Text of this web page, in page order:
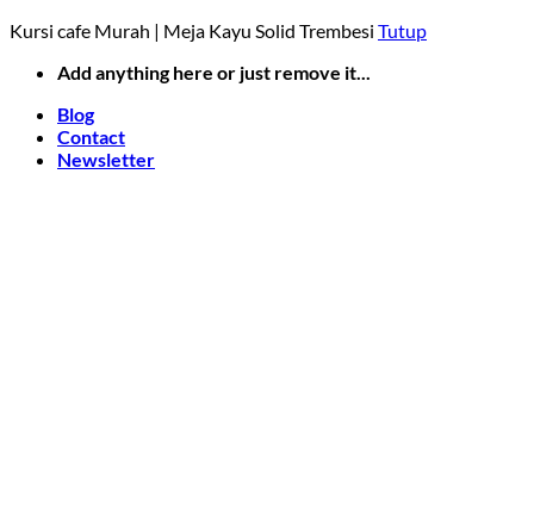
Kursi cafe Murah | Meja Kayu Solid Trembesi Tutup
Skip
content
Add anything here or just remove it...
Blog
Contact
Newsletter